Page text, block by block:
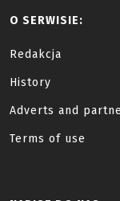
O SERWISIE:
Redakcja
History
Adverts and
Terms of use